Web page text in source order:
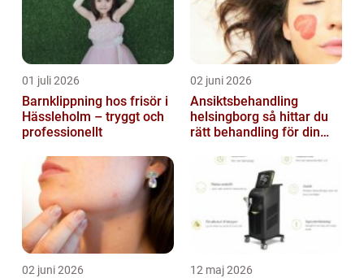
01 juli 2026
Barnklippning hos frisör i
Hässleholm – tryggt och
professionellt
02 juni 2026
Ansiktsbehandling
helsingborg så hittar du
rätt behandling för din
02 juni 2026 12 maj 2026